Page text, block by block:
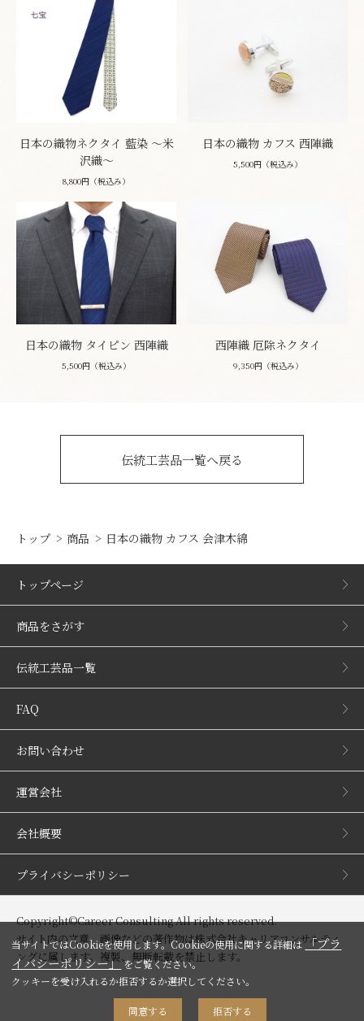
日本の織物ネクタイ 藍染 ～米
沢織～
8,800円（税込み）
日本の織物 カフス 西陣織
5,500円（税込み）
日本の織物 タイピン 西陣織
5,500円（税込み）
西陣織 厄除ネクタイ
9,350円（税込み）
伝統工芸品一覧へ戻る
トップ 商品 日本の織物 カフス 会津木綿
トップページ
商品をさがす
伝統工芸品一覧
FAQ
お問い合わせ
運営会社
会社概要
プライバシーポリシー
Copyright©Career Consulting All rights reserved.
サイト内の文章、画像などの著作物は株式会社キャリアコンサルティ
ングに属します。複製、無断転載を禁止します。
当サイトではCookieを使用します。Cookieの使用に関する詳細は「プラ
イバシーポリシー」をご覧ください。
クッキーを受け入れるか拒否するか選択してください。
同意する 拒否する